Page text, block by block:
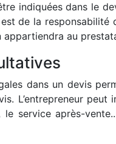
indiquées dans le
de la
au
dans un devis
L’entrepreneur
service après-